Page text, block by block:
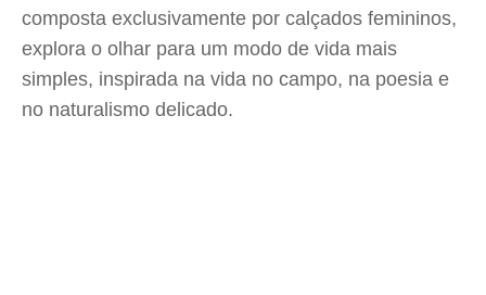
composta exclusivamente por calçados femininos,
explora o olhar para um modo de vida mais
simples, inspirada na vida no campo, na poesia e
no naturalismo delicado.